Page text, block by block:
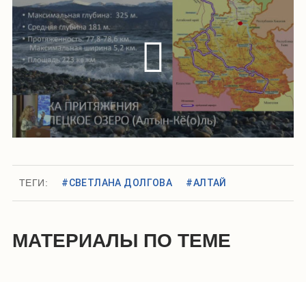
ТЕГИ: #СВЕТЛАНА ДОЛГОВА #АЛТАЙ
МАТЕРИАЛЫ ПО ТЕМЕ